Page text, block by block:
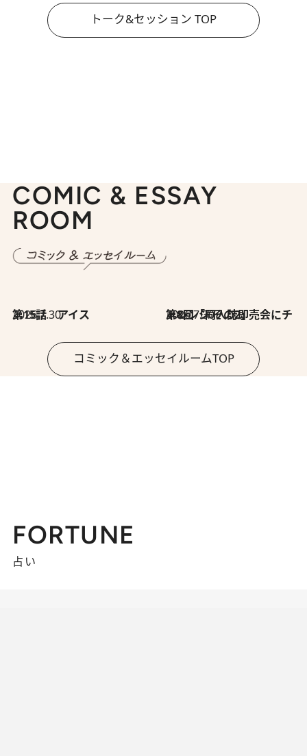
トーク&セッション TOP
COMIC & ESSAY
ROOM
2026.7.30
第15話 アイス 2026.7.30
第8回「同人誌即売会にチャレンジ その2」
コミック＆エッセイルームTOP
FORTUNE
占い